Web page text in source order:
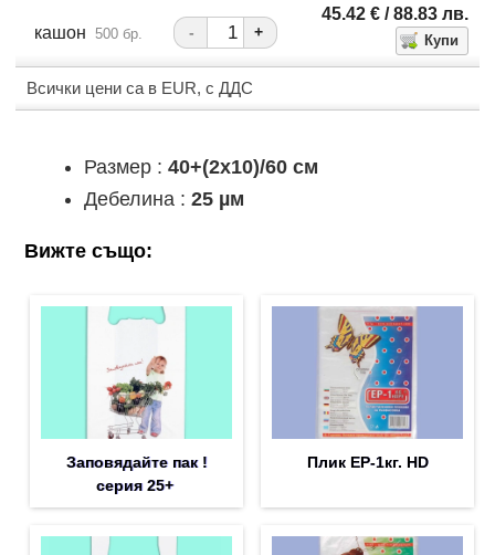
кашон 500 бр. - +
45.42 €/ 88.83 лв.
Всички цени са в EUR, с ДДС
Размер : 40+(2x10)/60 см
Дебелина : 25 µм
Вижте също:
Заповядайте пак !
серия 25+
Плик EP-1кг. HD